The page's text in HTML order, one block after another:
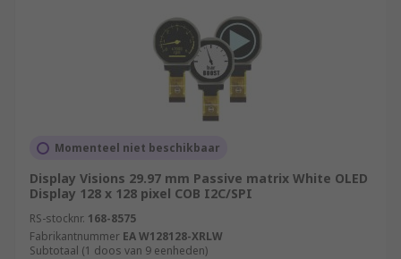
Momenteel niet beschikbaar
Display Visions 29.97 mm Passive matrix White OLED
Display 128 x 128 pixel COB I2C/SPI
RS-stocknr. 168-8575
Fabrikantnummer EA W128128-XRLW
Subtotaal (1 doos van 9 eenheden)